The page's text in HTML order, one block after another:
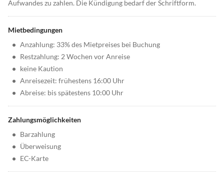
Aufwandes zu zahlen. Die Kündigung bedarf der Schriftform.
Mietbedingungen
• Anzahlung: 33% des Mietpreises bei Buchung
• Restzahlung: 2 Wochen vor Anreise
• keine Kaution
• Anreisezeit: frühestens 16:00 Uhr
• Abreise: bis spätestens 10:00 Uhr
Zahlungsmöglichkeiten
• Barzahlung
• Überweisung
• EC-Karte